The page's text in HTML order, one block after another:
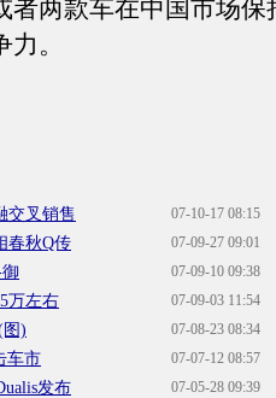
者两款车在中国市场保
。
07-10-17 08:15
交叉销售
07-09-27 09:01
春秋Q传
07-09-10 09:38
07-09-03 11:54
万左右
07-08-23 08:34
图)
07-07-12 08:57
车市
07-05-28 09:39
发布